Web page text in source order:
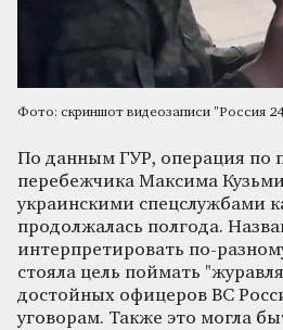
Фото: скриншот видеозаписи "Россия
По данным ГУР, операция по
перебежчика Максима
украинскими спецслужбами
продолжалась полгода.
интерпретировать по-
стояла цель поймать
достойных офицеров ВС
уговорам. Также это могла